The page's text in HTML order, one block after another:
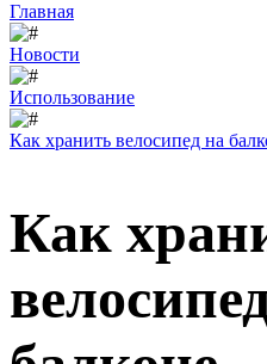
Главная
Новости
Использование
Как хранить велосипед на
Как